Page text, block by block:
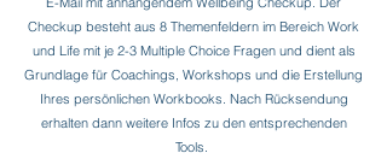
Checkup besteht aus 8 Themenfeldern im Bereich Work
und Life mit je 2-3 Multiple Choice Fragen und dient als
Grundlage für Coachings, Workshops und die Erstellung
Ihres persönlichen Workbooks. Nach Rücksendung
erhalten dann weitere Infos zu den entsprechenden
Tools.